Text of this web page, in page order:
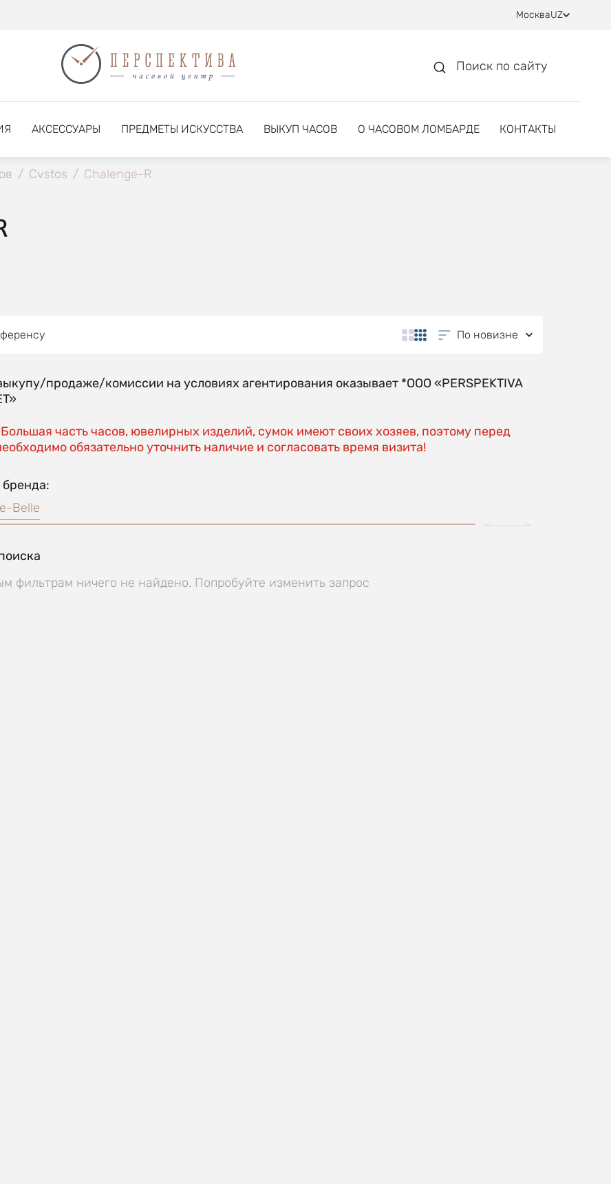
МоскваUZ
Поиск по сайту
АКСЕССУАРЫ ПРЕДМЕТЫ ИСКУССТВА ВЫКУП ЧАСОВ О ЧАСОВОМ ЛОМБАРДЕ КОНТАКТЫ
/ Cvstos / Chalenge-R
По новизне
продаже/комиссии на условиях агентирования оказывает *OOO «PERSPEKTIVA
часть часов, ювелирных изделий, сумок имеют своих хозяев, поэтому перед
обязательно уточнить наличие и согласовать время визита!
Belle
фильтрам ничего не найдено. Попробуйте изменить запрос